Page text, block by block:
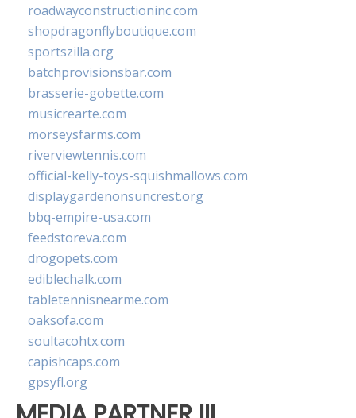
roadwayconstructioninc.com
shopdragonflyboutique.com
sportszilla.org
batchprovisionsbar.com
brasserie-gobette.com
musicrearte.com
morseysfarms.com
riverviewtennis.com
official-kelly-toys-squishmallows.com
displaygardenonsuncrest.org
bbq-empire-usa.com
feedstoreva.com
drogopets.com
ediblechalk.com
tabletennisnearme.com
oaksofa.com
soultacohtx.com
capishcaps.com
gpsyfl.org